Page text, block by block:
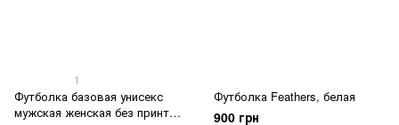
1
Футболка базовая унисекс
мужская женская без принта
Футболка Feathers, белая
900 грн